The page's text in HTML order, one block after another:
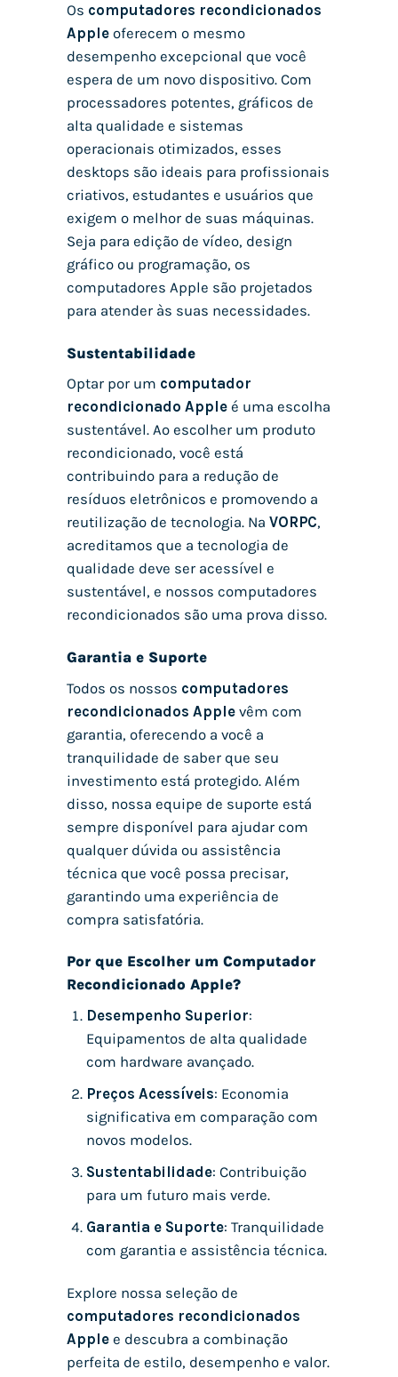
Os computadores recondicionados
Apple oferecem o mesmo
desempenho excepcional que você
espera de um novo dispositivo. Com
processadores potentes, gráficos de
alta qualidade e sistemas
operacionais otimizados, esses
desktops são ideais para profissionais
criativos, estudantes e usuários que
exigem o melhor de suas máquinas.
Seja para edição de vídeo, design
gráfico ou programação, os
computadores Apple são projetados
para atender às suas necessidades.
Sustentabilidade
Optar por um computador
recondicionado Apple é uma escolha
sustentável. Ao escolher um produto
recondicionado, você está
contribuindo para a redução de
resíduos eletrônicos e promovendo a
reutilização de tecnologia. Na VORPC,
acreditamos que a tecnologia de
qualidade deve ser acessível e
sustentável, e nossos computadores
recondicionados são uma prova disso.
Garantia e Suporte
Todos os nossos computadores
recondicionados Apple vêm com
garantia, oferecendo a você a
tranquilidade de saber que seu
investimento está protegido. Além
disso, nossa equipe de suporte está
sempre disponível para ajudar com
qualquer dúvida ou assistência
técnica que você possa precisar,
garantindo uma experiência de
compra satisfatória.
Por que Escolher um Computador
Recondicionado Apple?
Desempenho Superior:
Equipamentos de alta qualidade
com hardware avançado.
Preços Acessíveis: Economia
significativa em comparação com
novos modelos.
Sustentabilidade: Contribuição
para um futuro mais verde.
Garantia e Suporte: Tranquilidade
com garantia e assistência técnica.
Explore nossa seleção de
computadores recondicionados
Apple e descubra a combinação
perfeita de estilo, desempenho e valor.